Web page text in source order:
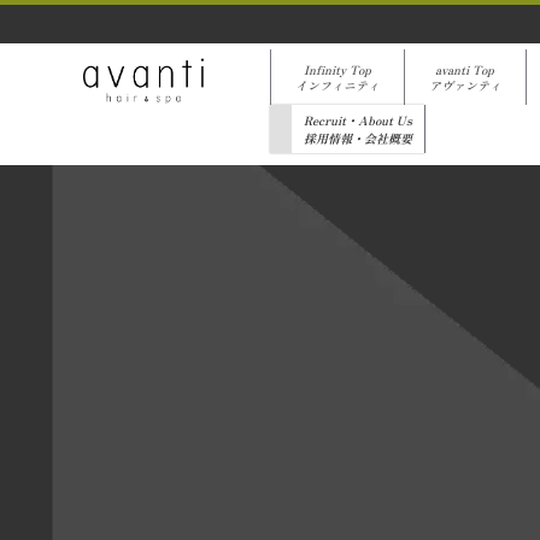
Infinity Top
インフィニティ
avanti Top
アヴァンティ
Recruit・About Us
採用情報・会社概要